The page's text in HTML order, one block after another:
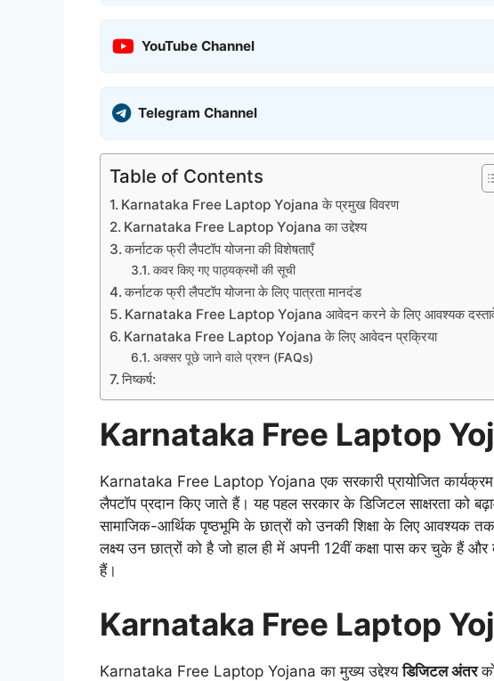
YouTube Channel
Telegram Channel
Table of Contents
Karnataka Free Laptop Yojana के प्रमुख विवरण
Karnataka Free Laptop Yojana का उद्देश्य
कर्नाटक फ्री लैपटॉप योजना की विशेषताएँ
कवर किए गए पाठ्यक्रमों की सूची
कर्नाटक फ्री लैपटॉप योजना के लिए पात्रता मानदंड
Karnataka Free Laptop Yojana आवेदन करने के लिए आवश्यक
Karnataka Free Laptop Yojana के लिए आवेदन प्रक्रिया
अक्सर पूछे जाने वाले प्रश्न (FAQs)
निष्कर्ष:
Karnataka Free Laptop
Karnataka Free Laptop Yojana एक सरकारी प्रायोजित कार्यक्रम
लैपटॉप प्रदान किए जाते हैं। यह पहल सरकार के डिजिटल साक्षरता को
सामाजिक-आर्थिक पृष्ठभूमि के छात्रों को उनकी शिक्षा के लिए आवश्यक
लक्ष्य उन छात्रों को है जो हाल ही में अपनी 12वीं कक्षा पास कर चुके हैं
हैं।
Karnataka Free Laptop
Karnataka Free Laptop Yojana का मुख्य उद्देश्यडिजिटल अंतर